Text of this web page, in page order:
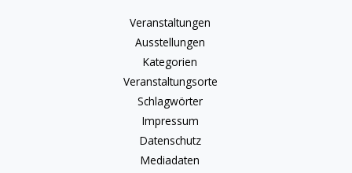
Veranstaltungen
Ausstellungen
Kategorien
Veranstaltungsorte
Schlagwörter
Impressum
Datenschutz
Mediadaten